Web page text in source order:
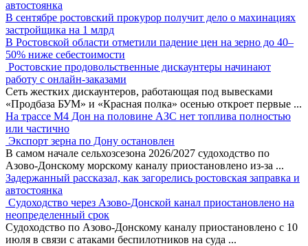
автостоянка
В сентябре ростовский прокурор получит дело о махинациях
застройщика на 1 млрд
В Ростовской области отметили падение цен на зерно до 40–
50% ниже себестоимости
Ростовские продовольственные дискаунтеры начинают
работу с онлайн-заказами
Сеть жестких дискаунтеров, работающая под вывесками
«Продбаза БУМ» и «Красная полка» осенью откроет первые ...
На трассе М4 Дон на половине АЗС нет топлива полностью
или частично
Экспорт зерна по Дону остановлен
В самом начале сельхозсезона 2026/2027 судоходство по
Азово-Донскому морскому каналу приостановлено из-за ...
Задержанный рассказал, как загорелись ростовская заправка и
автостоянка
Судоходство через Азово-Донской канал приостановлено на
неопределенный срок
Судоходство по Азово-Донскому каналу приостановлено с 10
июля в связи с атаками беспилотников на суда ...